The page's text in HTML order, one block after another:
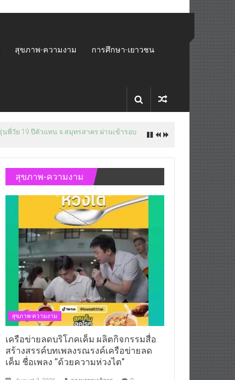
สุขภาพ-ความงาม การศึกษา-เยาวชน
สุขภาพ-ความงาม
สุขภาพ-ความงาม
เครือข่ายลดบริโภคเค็ม ผลิตกิจกรรมสื่อ
สร้างสรรค์บทเพลงรณรงค์เครือข่ายลด
เค็ม ชื่อเพลง “ด้วยความห่วงไต”